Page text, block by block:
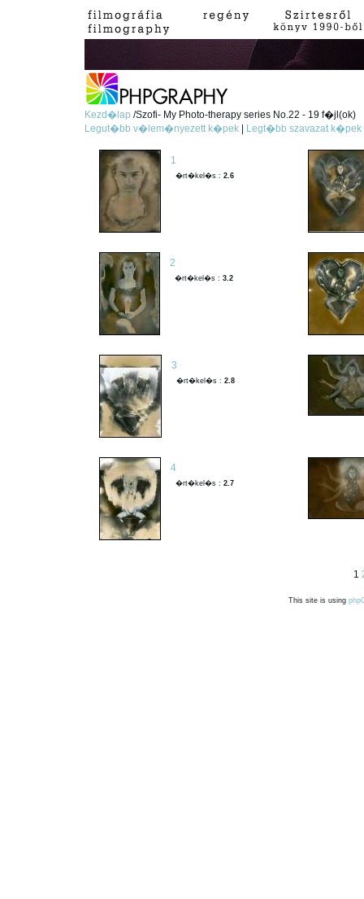
Kezd�lap/Szofi- My Photo-therapy series No.22 - 19 f�jl(ok)
Legut�bb v�lem�nyezett k�pek
Legt�bb szavazat k�pek
1
�rt�kel�s :2.6
2
�rt�kel�s :3.2
3
�rt�kel�s :2.8
4
�rt�kel�s :2.7
1
This site is using